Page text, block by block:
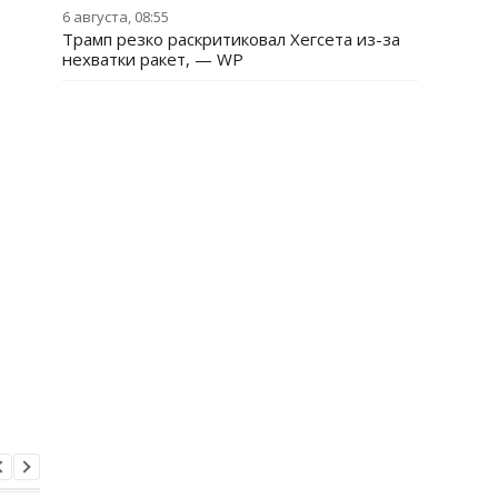
6 августа, 08:55
Трамп резко раскритиковал Хегсета из-за
нехватки ракет, — WP